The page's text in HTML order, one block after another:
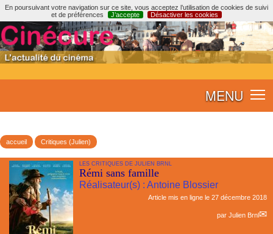
En poursuivant votre navigation sur ce site, vous acceptez l’utilisation de cookies de suivi
et de préférences
J’accepte Désactiver les cookies
MENU
accueil Critiques (Julien)
LES CRITIQUES DE JULIEN BRNL
Rémi sans famille
Réalisateur(s) : Antoine Blossier
Article mis en ligne le 27 décembre 2018
par Julien Brnl